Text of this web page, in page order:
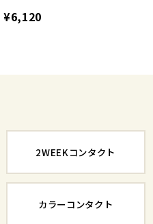
¥6,120
2WEEKコンタクト
カラーコンタクト